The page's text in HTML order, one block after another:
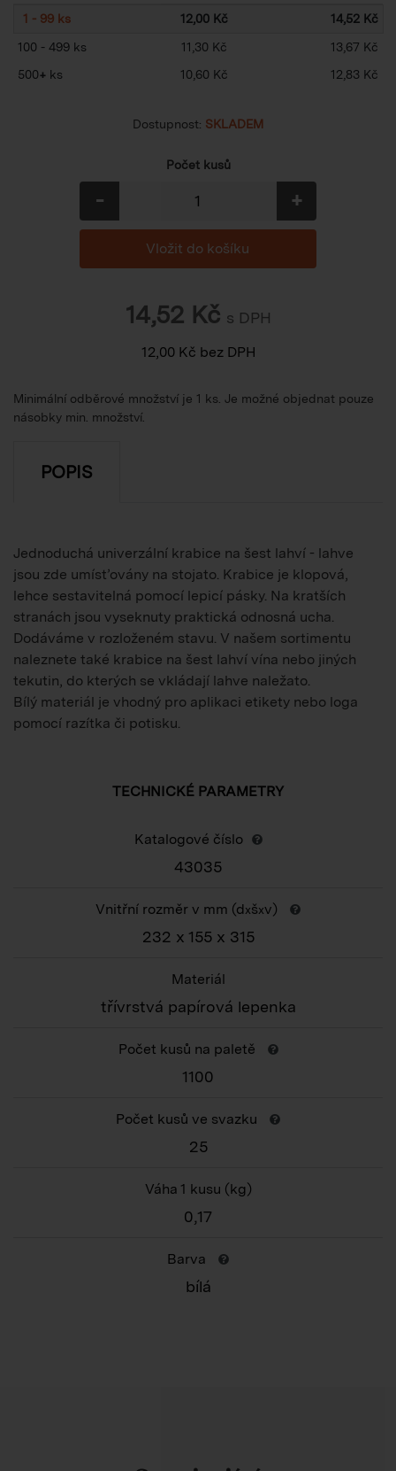
1 - 99 ks
12,00 Kč
14,52 Kč
100 - 499 ks
11,30 Kč
13,67 Kč
500+ ks 10,60 Kč 12,83 Kč
Dostupnost: SKLADEM
Počet kusů
- +
14,52Kč s DPH
12,00Kč bez DPH
Minimální odběrové množství je 1 ks. Je možné objednat pouze
násobky min. množství.
POPIS
Jednoduchá univerzální krabice na šest lahví - lahve
jsou zde umísťovány na stojato. Krabice je klopová,
lehce sestavitelná pomocí lepicí pásky. Na kratších
stranách jsou vyseknuty praktická odnosná ucha.
Dodáváme v rozloženém stavu. V našem sortimentu
naleznete také krabice na šest lahví vína nebo jiných
tekutin, do kterých se vkládají lahve naležato.
Bílý materiál je vhodný pro aplikaci etikety nebo loga
pomocí razítka či potisku.
TECHNICKÉ PARAMETRY
Katalogové číslo
43035
Vnitřní rozměr v mm (dxšxv)
232 x 155 x 315
Materiál
třívrstvá papírová lepenka
Počet kusů na paletě
1100
Počet kusů ve svazku
25
Váha 1 kusu (kg)
0,17
Barva
bílá